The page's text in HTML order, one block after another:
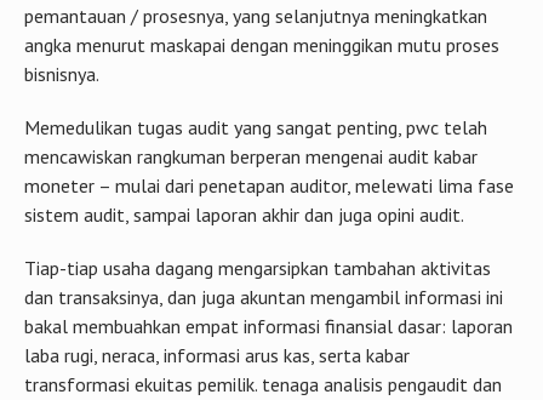
pemantauan / prosesnya, yang selanjutnya meningkatkan
angka menurut maskapai dengan meninggikan mutu proses
bisnisnya.
Memedulikan tugas audit yang sangat penting, pwc telah
mencawiskan rangkuman berperan mengenai audit kabar
moneter – mulai dari penetapan auditor, melewati lima fase
sistem audit, sampai laporan akhir dan juga opini audit.
Tiap-tiap usaha dagang mengarsipkan tambahan aktivitas
dan transaksinya, dan juga akuntan mengambil informasi ini
bakal membuahkan empat informasi finansial dasar: laporan
laba rugi, neraca, informasi arus kas, serta kabar
transformasi ekuitas pemilik. tenaga analisis pengaudit dan